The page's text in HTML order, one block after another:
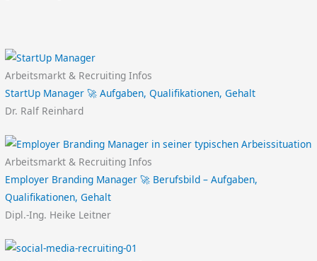
Arbeitsmarkt & Recruiting Infos
StartUp Manager 🚀 Aufgaben, Qualifikationen, Gehalt
Dr. Ralf Reinhard
Arbeitsmarkt & Recruiting Infos
Employer Branding Manager 🚀 Berufsbild – Aufgaben,
Qualifikationen, Gehalt
Dipl.-Ing. Heike Leitner